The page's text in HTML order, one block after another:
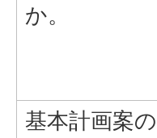
か。
基本計画案